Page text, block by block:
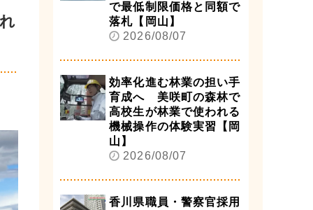
で最低制限価格と同額で
落札【岡山】
2026/08/07
効率化進む林業の担い手
育成へ 美咲町の森林で
高校生が林業で使われる
機械操作の体験実習【岡
山】
2026/08/07
香川県職員・警察官採用